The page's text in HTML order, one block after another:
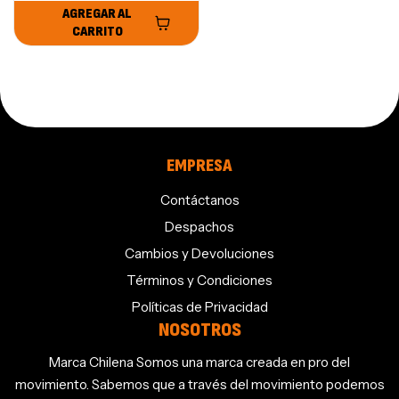
AGREGAR AL
CARRITO
EMPRESA
Contáctanos
Despachos
Cambios y Devoluciones
Términos y Condiciones
Políticas de Privacidad
NOSOTROS
Marca Chilena Somos una marca creada en pro del
movimiento. Sabemos que a través del movimiento podemos